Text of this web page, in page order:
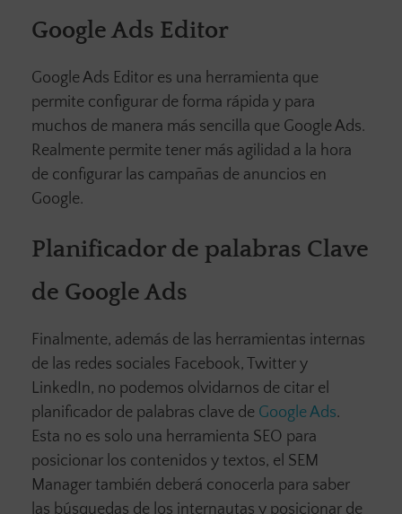
Google Ads Editor
Google Ads Editor es una herramienta que
permite configurar de forma rápida y para
muchos de manera más sencilla que Google Ads.
Realmente permite tener más agilidad a la hora
de configurar las campañas de anuncios en
Google.
Planificador de palabras Clave
de Google Ads
Finalmente, además de las herramientas internas
de las redes sociales Facebook, Twitter y
LinkedIn, no podemos olvidarnos de citar el
planificador de palabras clave de Google Ads.
Esta no es solo una herramienta SEO para
posicionar los contenidos y textos, el SEM
Manager también deberá conocerla para saber
las búsquedas de los internautas y posicionar de